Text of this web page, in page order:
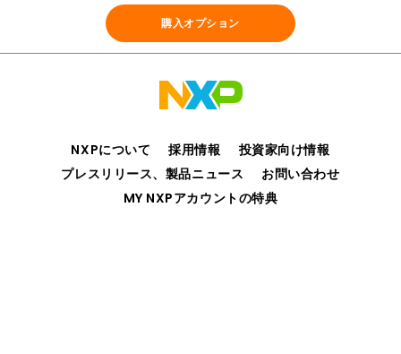
NT4H2621G0DUF/03Z
935399298003
854231
購入オプション
NXPについて 採用情報
投資家向け情報
プレスリリース、製品ニュース
お問い合わせ
MY NXPアカウントの特典